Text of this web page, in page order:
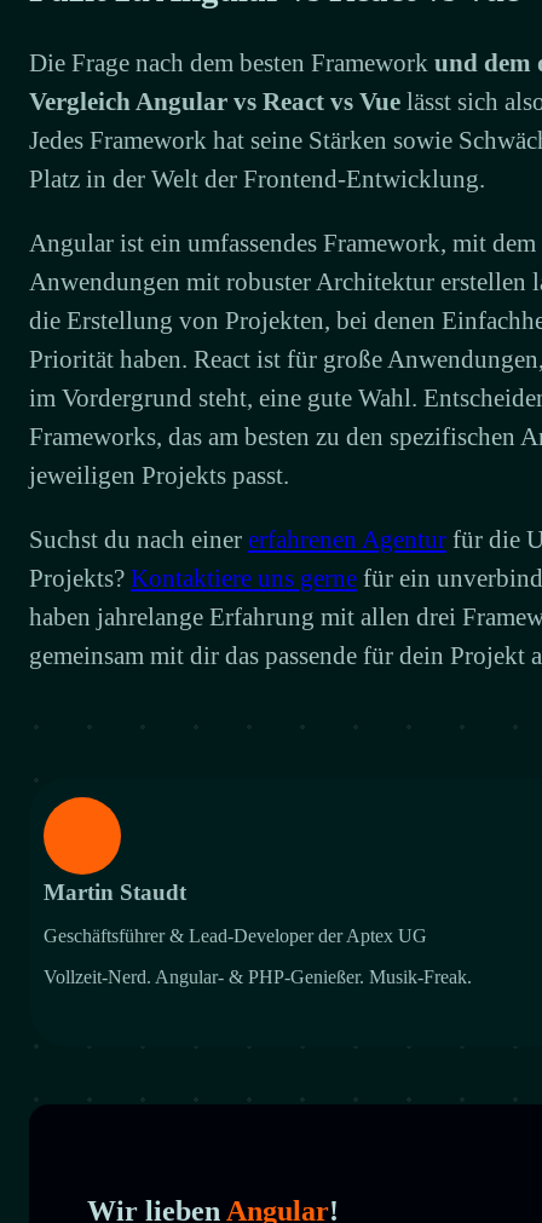
Die Frage nach dem besten Framework und dem
Vergleich Angular vs React vs Vue lässt sich
Jedes Framework hat seine Stärken sowie
Platz in der Welt der Frontend-Entwicklung.
Angular ist ein umfassendes Framework, mit
Anwendungen mit robuster Architektur erstellen
die Erstellung von Projekten, bei denen
Priorität haben. React ist für große
im Vordergrund steht, eine gute Wahl.
Frameworks, das am besten zu den spezifischen
jeweiligen Projekts passt.
Suchst du nach einer erfahrenen Agentur für die
Projekts? Kontaktiere uns gerne für ein
haben jahrelange Erfahrung mit allen drei
gemeinsam mit dir das passende für dein Projekt
Martin Staudt
Geschäftsführer & Lead-Developer der Aptex UG
Vollzeit-Nerd. Angular- & PHP-Genießer. Musik-Freak.
Wir lieben Angular!